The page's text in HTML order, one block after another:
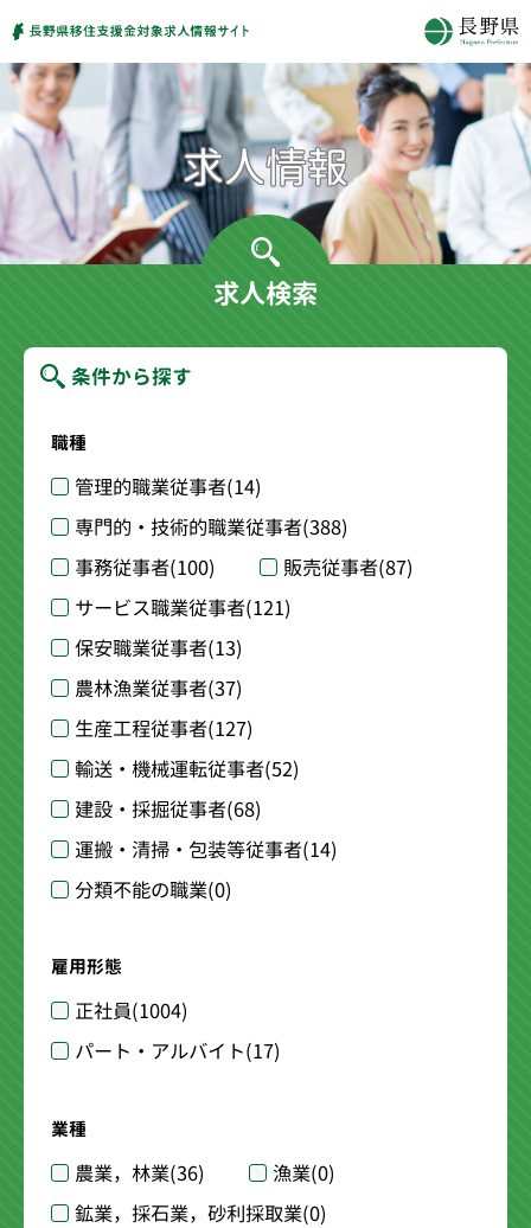
求人検索
条件から探す
職種
管理的職業従事者(14)
専門的・技術的職業従事者(388)
事務従事者(100) 販売従事者(87)
サービス職業従事者(121)
保安職業従事者(13)
農林漁業従事者(37)
生産工程従事者(127)
輸送・機械運転従事者(52)
建設・採掘従事者(68)
運搬・清掃・包装等従事者(14)
分類不能の職業(0)
雇用形態
正社員(1004)
パート・アルバイト(17)
業種
農業，林業(36) 漁業(0)
鉱業，採石業，砂利採取業(0)